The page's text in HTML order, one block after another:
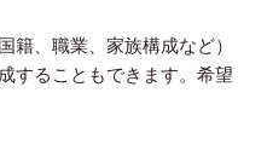
籍、職業、家族構成など）
することもできます。希望